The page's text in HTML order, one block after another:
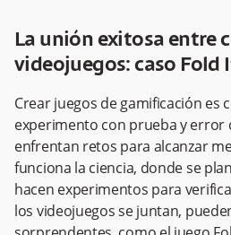
La unión exitosa entre
videojuegos: caso Fold
Crear juegos de gamificación es
experimento con prueba y error
enfrentan retos para alcanzar
funciona la ciencia, donde se
hacen experimentos para
los videojuegos se juntan,